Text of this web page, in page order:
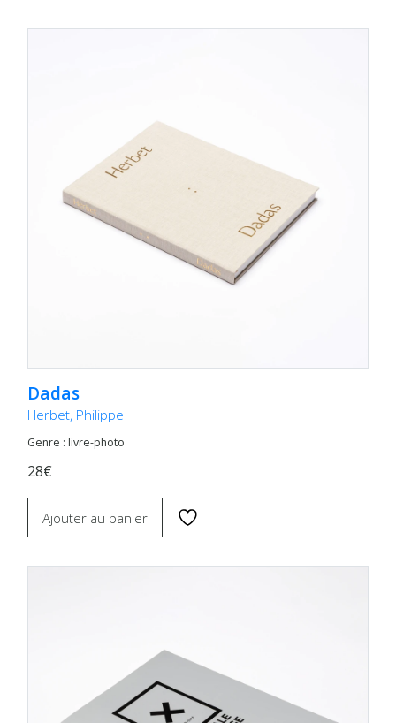
Dadas
Herbet, Philippe
Genre : livre-photo
28€
Ajouter au panier